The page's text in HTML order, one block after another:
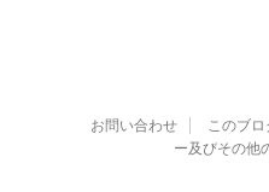
お問い合わせ このブ
ー及びその他